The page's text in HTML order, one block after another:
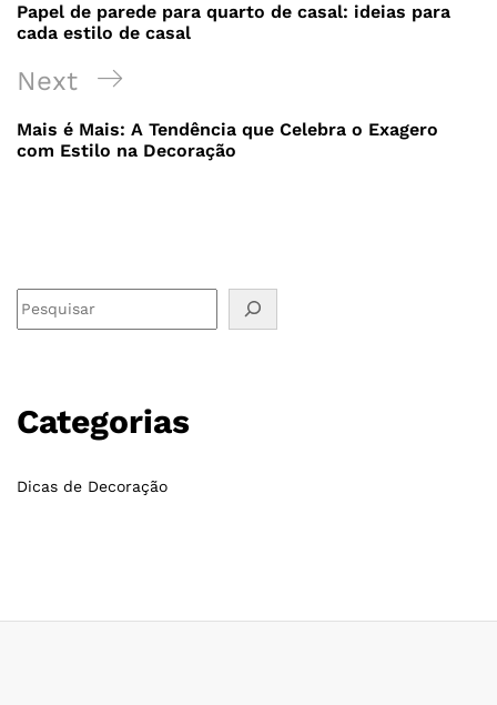
Papel de parede para quarto de casal: ideias para
cada estilo de casal
Next
Mais é Mais: A Tendência que Celebra o Exagero
com Estilo na Decoração
Categorias
Dicas de Decoração